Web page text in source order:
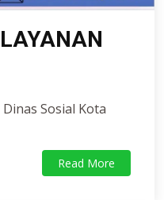
Sosial Kota
Read More